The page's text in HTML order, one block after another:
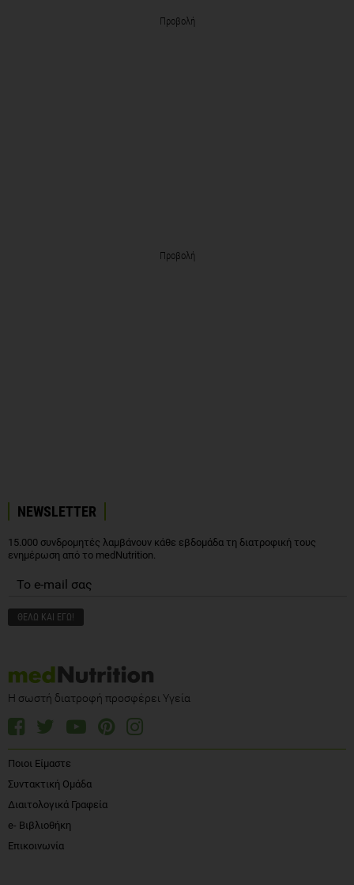
Προβολή
Προβολή
NEWSLETTER
15.000 συνδρομητές λαμβάνουν κάθε εβδομάδα τη διατροφική τους
ενημέρωση από το medNutrition.
Η σωστή διατροφή προσφέρει Υγεία
Ποιοι Είμαστε
Συντακτική Ομάδα
Διαιτολογικά Γραφεία
e- Βιβλιοθήκη
Επικοινωνία